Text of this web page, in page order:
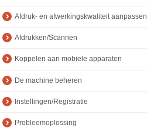
Afdruk- en afwerkingskwaliteit aanpassen
Afdrukken/Scannen
Koppelen aan mobiele apparaten
De machine beheren
Instellingen/Registratie
Probleemoplossing